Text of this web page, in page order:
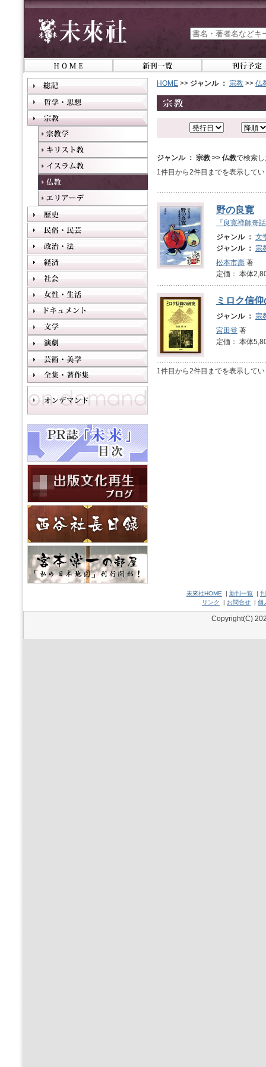
HOME >> ジャンル ： 宗教 >> 仏
ジャンル ： 宗教 >> 仏教で検索
1件目から2件目までを表示して
野の良寛
『良寛禅師奇
ジャンル ： 文
ジャンル ： 宗
松本市壽 著
定価： 本体
ミロク信
ジャンル ： 宗
宮田登 著
定価： 本体
1件目から2件目までを表示して
未來社HOME | 新刊一覧 |
リンク
| お問合せ | 個
Copyright(C)